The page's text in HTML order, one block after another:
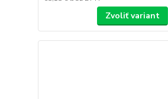
Zvoliť variant